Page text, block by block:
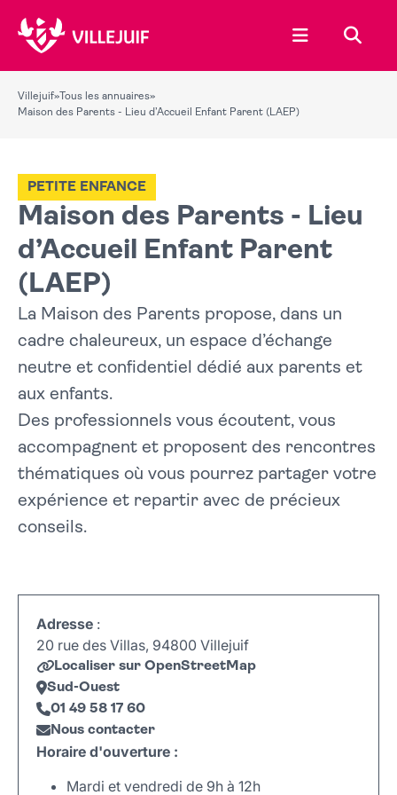
Ouvrir le
Villejuif» Tous les annuaires»
Maison des Parents - Lieu d’Accueil Enfant Parent (LAEP)
Maison des Parents - Lieu
d’Accueil Enfant Parent
(LAEP)
PETITE ENFANCE
La Maison des Parents propose, dans un
cadre chaleureux, un espace d’échange
neutre et confidentiel dédié aux parents et
aux enfants.
Des professionnels vous écoutent, vous
accompagnent et proposent des rencontres
thématiques où vous pourrez partager votre
expérience et repartir avec de précieux
conseils.
Adresse :
20 rue des Villas, 94800 Villejuif
Localiser sur OpenStreetMap
Sud-Ouest
01 49 58 17 60
Nous contacter
Horaire d'ouverture :
Mardi et vendredi de 9h à 12h